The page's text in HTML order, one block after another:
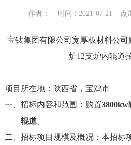
作者： 时间：2021-07-21
宝钛集团有限公司宽厚板材料公司
炉12支炉内辊道
项目所在地：陕西省，宝鸡市
一、招标内容和范围：购置3800kw
辊道。
二、招标项目规模及概况：本招标